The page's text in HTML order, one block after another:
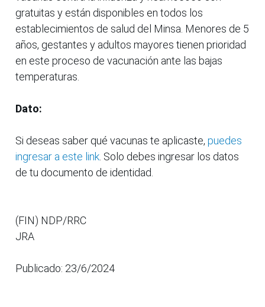
gratuitas y están disponibles en todos los
establecimientos de salud del Minsa. Menores de 5
años, gestantes y adultos mayores tienen prioridad
en este proceso de vacunación ante las bajas
temperaturas.
Dato:
Si deseas saber qué vacunas te aplicaste, puedes
ingresar a este link. Solo debes ingresar los datos
de tu documento de identidad.
(FIN) NDP/RRC
JRA
Publicado: 23/6/2024